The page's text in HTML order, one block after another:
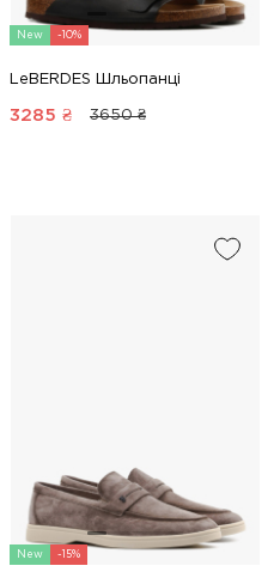
New -10%
LeBERDES Шльопанці
3285 ₴ 3650 ₴
New -15%